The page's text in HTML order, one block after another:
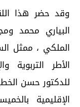
وقد حضر هذا
البياري محمد
الملكي ، ممثل
الأطر التربوية
للدكتور حسن
الإقليمية